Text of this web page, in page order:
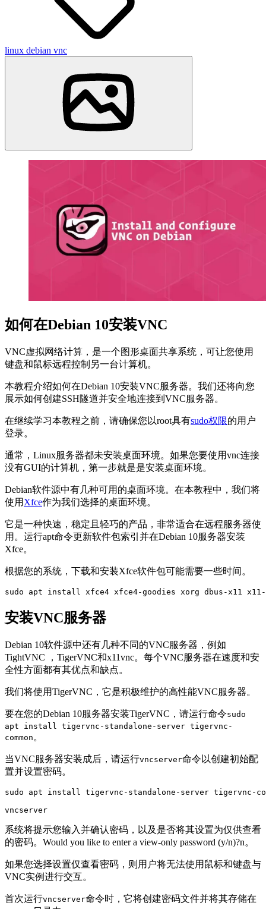
linux debian vnc
如何在Debian 10安装VNC
VNC虚拟网络计算，是一个图形桌面共享系统，可让您使用
键盘和鼠标远程控制另一台计算机。
本教程介绍如何在Debian 10安装VNC服务器。我们还将向您
展示如何创建SSH隧道并安全地连接到VNC服务器。
在继续学习本教程之前，请确保您以root具有sudo权限的用户
登录。
通常，Linux服务器都未安装桌面环境。如果您要使用vnc连接
没有GUI的计算机，第一步就是是安装桌面环境。
Debian软件源中有几种可用的桌面环境。在本教程中，我们将
使用 Xfce作为我们选择的桌面环境。
它是一种快速，稳定且轻巧的产品，非常适合在远程服务器使
用。运行apt命令更新软件包索引并在Debian 10服务器安装
Xfce。
根据您的系统，下载和安装Xfce软件包可能需要一些时间。
sudo apt install xfce4 xfce4-goodies xorg dbus-x11
安装VNC服务器
Debian 10软件源中还有几种不同的VNC服务器，例如
TightVNC ，TigerVNC和x11vnc。每个VNC服务器在速度和安
全性方面都有其优点和缺点。
我们将使用TigerVNC，它是积极维护的高性能VNC服务器。
要在您的Debian 10服务器安装TigerVNC，请运行命令sudo
apt install tigervnc-standalone-server tigervnc-
common 。
当VNC服务器安装成后，请运行vncserver命令以创建初始配
置并设置密码。
sudo apt install tigervnc-standalone-server tigervnc-
vncserver
系统将提示您输入并确认密码，以及是否将其设置为仅供查看
的密码。Would you like to enter a view-only password (y/n)?n。
如果您选择设置仅查看密码，则用户将无法使用鼠标和键盘与
VNC实例进行交互。
首次运行vncserver命令时，它将创建密码文件并将其存储在